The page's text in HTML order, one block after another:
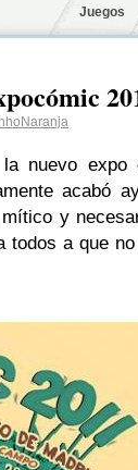
Juegos
nuevo expo
acabó
y
todos a que